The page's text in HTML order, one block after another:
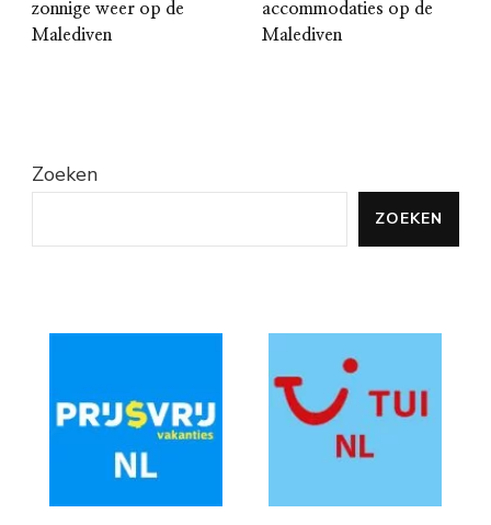
zonnige weer op de
Malediven
accommodaties op de
Malediven
Zoeken
ZOEKEN